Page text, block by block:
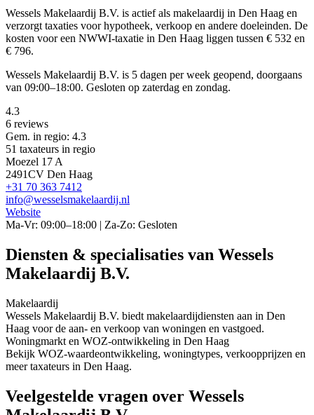
Wessels Makelaardij B.V. is actief als makelaardij in Den Haag en
verzorgt taxaties voor hypotheek, verkoop en andere doeleinden. De
kosten voor een NWWI-taxatie in Den Haag liggen tussen € 532 en
€ 796.
Wessels Makelaardij B.V. is 5 dagen per week geopend, doorgaans
van 09:00–18:00. Gesloten op zaterdag en zondag.
4.3
6 reviews
Gem. in regio: 4.3
51 taxateurs in regio
Moezel 17 A
2491CV Den Haag
+31 70 363 7412
info@wesselsmakelaardij.nl
Website
Ma-Vr: 09:00–18:00 | Za-Zo: Gesloten
Diensten & specialisaties van Wessels
Makelaardij B.V.
Makelaardij
Wessels Makelaardij B.V. biedt makelaardijdiensten aan in Den
Haag voor de aan- en verkoop van woningen en vastgoed.
Woningmarkt en WOZ-ontwikkeling in Den Haag
Bekijk WOZ-waardeontwikkeling, woningtypes, verkoopprijzen en
meer taxateurs in Den Haag.
Veelgestelde vragen over Wessels